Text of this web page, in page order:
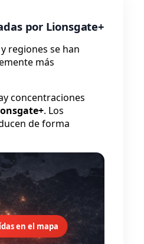
por Lionsgate+
regiones se han
más
concentraciones
. Los
de forma
en el mapa